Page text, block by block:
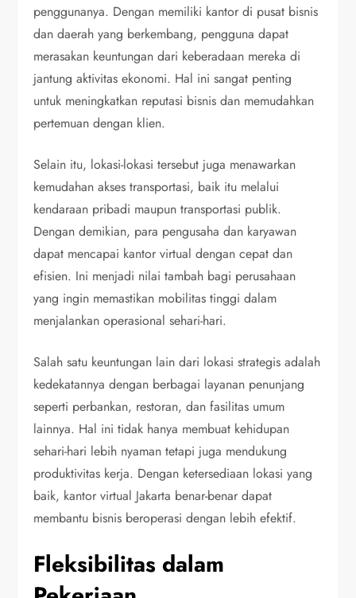
penggunanya. Dengan memiliki kantor di pusat bisnis
dan daerah yang berkembang, pengguna dapat
merasakan keuntungan dari keberadaan mereka di
jantung aktivitas ekonomi. Hal ini sangat penting
untuk meningkatkan reputasi bisnis dan memudahkan
pertemuan dengan klien.
Selain itu, lokasi-lokasi tersebut juga menawarkan
kemudahan akses transportasi, baik itu melalui
kendaraan pribadi maupun transportasi publik.
Dengan demikian, para pengusaha dan karyawan
dapat mencapai kantor virtual dengan cepat dan
efisien. Ini menjadi nilai tambah bagi perusahaan
yang ingin memastikan mobilitas tinggi dalam
menjalankan operasional sehari-hari.
Salah satu keuntungan lain dari lokasi strategis adalah
kedekatannya dengan berbagai layanan penunjang
seperti perbankan, restoran, dan fasilitas umum
lainnya. Hal ini tidak hanya membuat kehidupan
sehari-hari lebih nyaman tetapi juga mendukung
produktivitas kerja. Dengan ketersediaan lokasi yang
baik, kantor virtual Jakarta benar-benar dapat
membantu bisnis beroperasi dengan lebih efektif.
Fleksibilitas dalam